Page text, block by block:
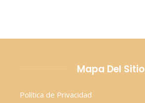
Mapa Del Sitio
Política de Privacidad